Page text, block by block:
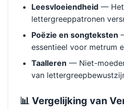
Leesvloeiendheid — Het
lettergreeppatronen
Poëzie en songteksten
essentieel voor metrum
Taalleren — Niet-
van
📊 Vergelijking van